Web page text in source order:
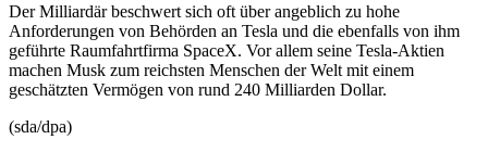
Der Milliardär beschwert sich oft über angeblich zu hohe
Anforderungen von Behörden an Tesla und die ebenfalls von ihm
geführte Raumfahrtfirma SpaceX. Vor allem seine Tesla-Aktien
machen Musk zum reichsten Menschen der Welt mit einem
geschätzten Vermögen von rund 240 Milliarden Dollar.
(sda/dpa)